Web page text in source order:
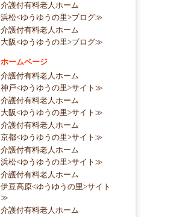
介護付有料老人ホーム
浜松<ゆうゆうの里>ブログ≫
介護付有料老人ホーム
大阪<ゆうゆうの里>ブログ≫
ホームページ
介護付有料老人ホーム
神戸<ゆうゆうの里>サイト≫
介護付有料老人ホーム
大阪<ゆうゆうの里>サイト≫
介護付有料老人ホーム
京都<ゆうゆうの里>サイト≫
介護付有料老人ホーム
浜松<ゆうゆうの里>サイト≫
介護付有料老人ホーム
伊豆高原<ゆうゆうの里>サイト
≫
介護付有料老人ホーム